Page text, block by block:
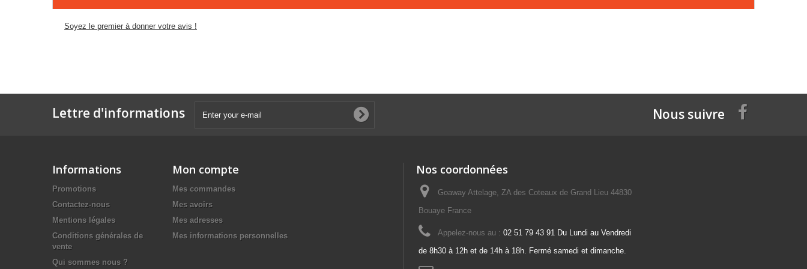
Soyez le premier à donner votre avis !
Lettre d'informations Nous suivre
Informations
Promotions
Contactez-nous
Mentions légales
Conditions générales de
vente
Qui sommes nous ?
Mon compte
Mes commandes
Mes avoirs
Mes adresses
Mes informations personnelles
Nos coordonnées
Goaway Attelage, ZA des Coteaux de Grand Lieu 44830
Bouaye France
Appelez-nous au : 02 51 79 43 91 Du Lundi au Vendredi
de 8h30 à 12h et de 14h à 18h. Fermé samedi et dimanche.